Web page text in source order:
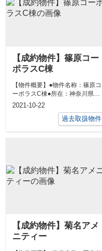
【成約物件】篠原コー
ポラスC棟
【物件概要】●物件名称：篠原コ
ーポラスC棟●所在：神奈川県横
浜市港北区篠原町974-1●交通：
2021-10-22
過去取扱物件
【成約物件】菊名アメ
ニティー